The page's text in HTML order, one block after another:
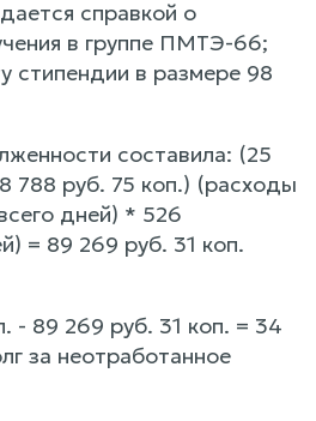
справкой о
в группе ПМТЭ-66;
стипендии в размере 98
составила: (25
788 руб. 75 коп.) (расходы
дней) * 526
= 89 269 руб. 31 коп.
- 89 269 руб. 31 коп. = 34
за неотработанное